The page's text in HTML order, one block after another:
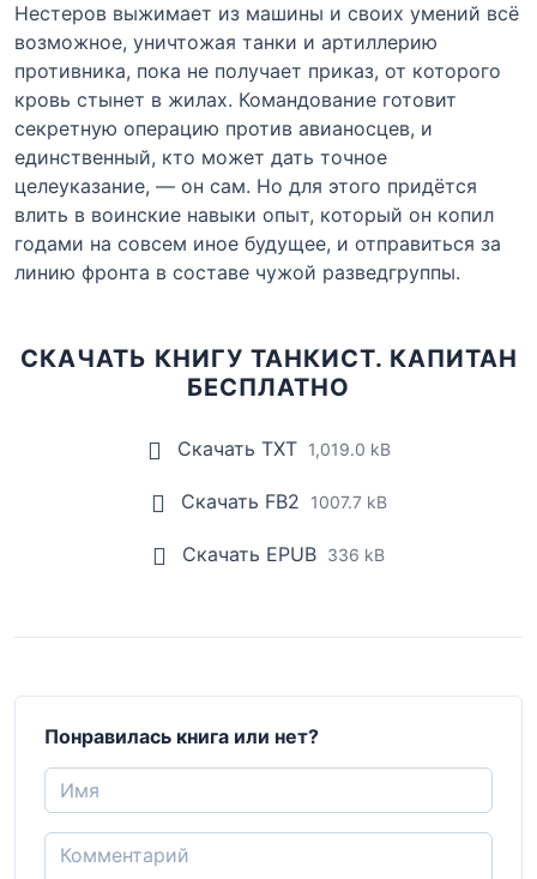
Нестеров выжимает из машины и своих умений всё
возможное, уничтожая танки и артиллерию
противника, пока не получает приказ, от которого
кровь стынет в жилах. Командование готовит
секретную операцию против авианосцев, и
единственный, кто может дать точное
целеуказание, — он сам. Но для этого придётся
влить в воинские навыки опыт, который он копил
годами на совсем иное будущее, и отправиться за
линию фронта в составе чужой разведгруппы.
СКАЧАТЬ КНИГУ ТАНКИСТ. КАПИТАН
БЕСПЛАТНО
Скачать TXT 1,019.0 kB
Скачать FB2 1007.7 kB
Скачать EPUB 336 kB
Понравилась книга или нет?